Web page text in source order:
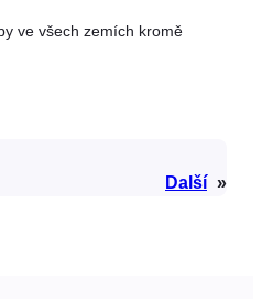
ve všech zemích kromě
Další »